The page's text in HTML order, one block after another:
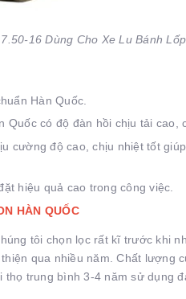
16 Dùng Cho Xe Lu Bánh Lốp.
Hàn Quốc.
có độ đàn hồi chịu tải cao,
cường độ cao, chịu nhiệt tốt
hiệu quả cao trong công việc.
HÀN QUỐC
tôi chọn lọc rất kĩ trước khi
qua nhiều năm. Chất lượng
trung bình 3-4 năm sử dụng